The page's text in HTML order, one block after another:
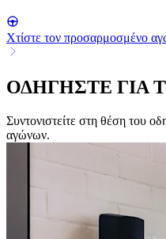
Χτίστε τον προσαρμοσμένο
ΟΔΗΓΗΣΤΕ ΓΙΑ
Συντονιστείτε στη θέση του
αγώνων.